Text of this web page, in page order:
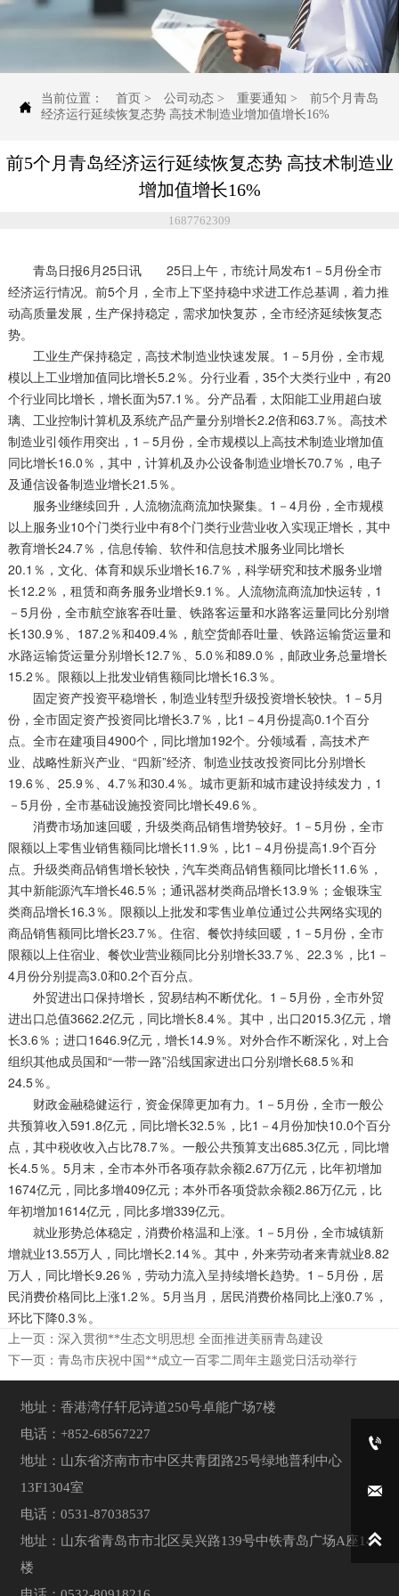

当前位置： 首页 > 公司动态 > 重要通知 >
前5个月青岛
经济运行延续恢复态势 高技术制造业增加值增长16%
前5个月青岛经济运行延续恢复态势 高技术制造业
增加值增长16%
1687762309
青岛日报6月25日讯 25日上午，市统计局发布1－5月份全市
经济运行情况。前5个月，全市上下坚持稳中求进工作总基调，着力推
动高质量发展，生产保持稳定，需求加快复苏，全市经济延续恢复态
势。
工业生产保持稳定，高技术制造业快速发展。1－5月份，全市规
模以上工业增加值同比增长5.2％。分行业看，35个大类行业中，有20
个行业同比增长，增长面为57.1％。分产品看，太阳能工业用超白玻
璃、工业控制计算机及系统产品产量分别增长2.2倍和63.7％。高技术
制造业引领作用突出，1－5月份，全市规模以上高技术制造业增加值
同比增长16.0％，其中，计算机及办公设备制造业增长70.7％，电子
及通信设备制造业增长21.5％。
服务业继续回升，人流物流商流加快聚集。1－4月份，全市规模
以上服务业10个门类行业中有8个门类行业营业收入实现正增长，其中
教育增长24.7％，信息传输、软件和信息技术服务业同比增长
20.1％，文化、体育和娱乐业增长16.7％，科学研究和技术服务业增
长12.2％，租赁和商务服务业增长9.1％。人流物流商流加快运转，1
－5月份，全市航空旅客吞吐量、铁路客运量和水路客运量同比分别增
长130.9％、187.2％和409.4％，航空货邮吞吐量、铁路运输货运量和
水路运输货运量分别增长12.7％、5.0％和89.0％，邮政业务总量增长
15.2％。限额以上批发业销售额同比增长16.3％。
固定资产投资平稳增长，制造业转型升级投资增长较快。1－5月
份，全市固定资产投资同比增长3.7％，比1－4月份提高0.1个百分
点。全市在建项目4900个，同比增加192个。分领域看，高技术产
业、战略性新兴产业、“四新”经济、制造业技改投资同比分别增长
19.6％、25.9％、4.7％和30.4％。城市更新和城市建设持续发力，1
－5月份，全市基础设施投资同比增长49.6％。
消费市场加速回暖，升级类商品销售增势较好。1－5月份，全市
限额以上零售业销售额同比增长11.9％，比1－4月份提高1.9个百分
点。升级类商品销售增长较快，汽车类商品销售额同比增长11.6％，
其中新能源汽车增长46.5％；通讯器材类商品增长13.9％；金银珠宝
类商品增长16.3％。限额以上批发和零售业单位通过公共网络实现的
商品销售额同比增长23.7％。住宿、餐饮持续回暖，1－5月份，全市
限额以上住宿业、餐饮业营业额同比分别增长33.7％、22.3％，比1－
4月份分别提高3.0和0.2个百分点。
外贸进出口保持增长，贸易结构不断优化。1－5月份，全市外贸
进出口总值3662.2亿元，同比增长8.4％。其中，出口2015.3亿元，增
长3.6％；进口1646.9亿元，增长14.9％。对外合作不断深化，对上合
组织其他成员国和“一带一路”沿线国家进出口分别增长68.5％和
24.5％。
财政金融稳健运行，资金保障更加有力。1－5月份，全市一般公
共预算收入591.8亿元，同比增长32.5％，比1－4月份加快10.0个百分
点，其中税收收入占比78.7％。一般公共预算支出685.3亿元，同比增
长4.5％。5月末，全市本外币各项存款余额2.67万亿元，比年初增加
1674亿元，同比多增409亿元；本外币各项贷款余额2.86万亿元，比
年初增加1614亿元，同比多增339亿元。
就业形势总体稳定，消费价格温和上涨。1－5月份，全市城镇新
增就业13.55万人，同比增长2.14％。其中，外来劳动者来青就业8.82
万人，同比增长9.26％，劳动力流入呈持续增长趋势。1－5月份，居
民消费价格同比上涨1.2％。5月当月，居民消费价格同比上涨0.7％，
环比下降0.3％。
上一页： 深入贯彻**生态文明思想 全面推进美丽青岛建设
下一页： 青岛市庆祝中国**成立一百零二周年主题党日活动举行
地址：香港湾仔轩尼诗道250号卓能广场7楼
电话：+852-68567227
地址：山东省济南市市中区共青团路25号绿地普利中心
13F1304室
电话：0531-87038537
地址：山东省青岛市市北区吴兴路139号中铁青岛广场A座14
楼


